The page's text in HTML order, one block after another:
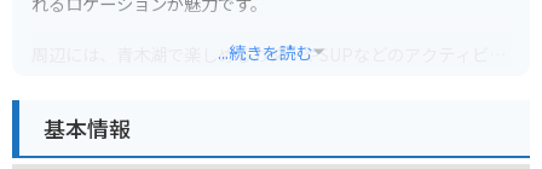
周辺には、青木湖で楽しめるカヌーやSUPなどのアクティビテ
る農産物直売所や、地元食材を使ったレストランがあり、休憩
だけでなくショッピングや食事も楽しめます。
...続きを読む
基本情報